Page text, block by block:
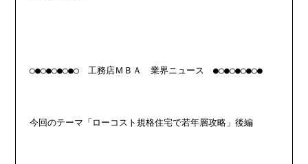
○●○●○●○●○　工務店ＭＢＡ　業界ニュース　●○●○●○●○●
今回のテーマ「ローコスト規格住宅で若年層攻略」後編